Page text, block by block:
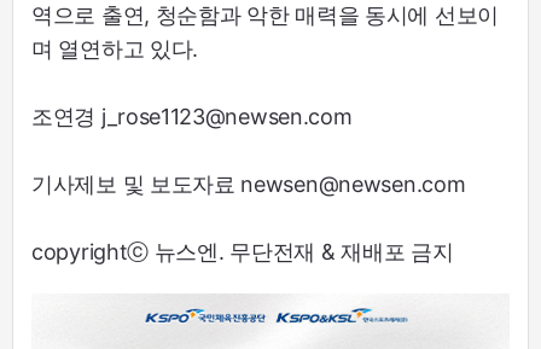
역으로 출연, 청순함과 악한 매력을 동시에 선보이
며 열연하고 있다.
조연경 j_rose1123@newsen.com
기사제보 및 보도자료 newsen@newsen.com
copyrightⓒ 뉴스엔. 무단전재 & 재배포 금지